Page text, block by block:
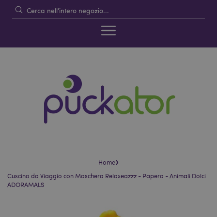
Home›
Cuscino da Viaggio con Maschera Relaxeazzz - Papera - Animali Dolci
ADORAMALS